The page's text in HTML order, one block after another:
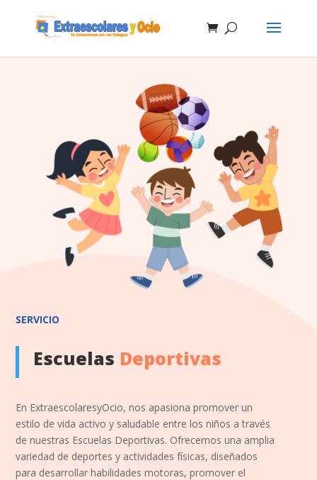
SERVICIO
Escuelas Deportivas
En ExtraescolaresyOcio, nos apasiona promover un
estilo de vida activo y saludable entre los niños a través
de nuestras Escuelas Deportivas. Ofrecemos una amplia
variedad de deportes y actividades físicas, diseñados
para desarrollar habilidades motoras, promover el